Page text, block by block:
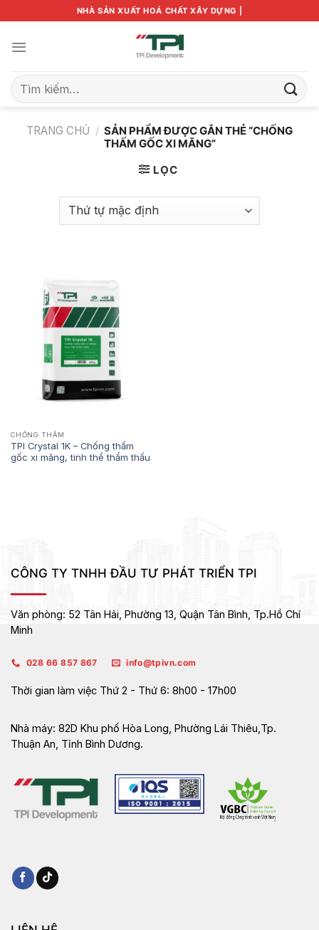
qua
nội
NHÀ SẢN XUẤT HOÁ CHẤT XÂY DỰNG |
Tìm
kiếm:
TRANG CHỦ / SẢN PHẨM ĐƯỢC GẮN THẺ “CHỐNG
THẤM GỐC XI MĂNG”
LỌC
CHỐNG THẤM
TPI Crystal 1K – Chống thấm
gốc xi măng, tinh thể thẩm thấu
CÔNG TY TNHH ĐẦU TƯ PHÁT TRIỂN TPI
Văn phòng: 52 Tân Hải, Phường 13, Quận Tân Bình, Tp.Hồ Chí
Minh
028 66 857 867 info@tpivn.com
Thời gian làm việc Thứ 2 - Thứ 6: 8h00 - 17h00
Nhà máy: 82D Khu phố Hòa Long, Phường Lái Thiêu,Tp.
Thuận An, Tỉnh Bình Dương.